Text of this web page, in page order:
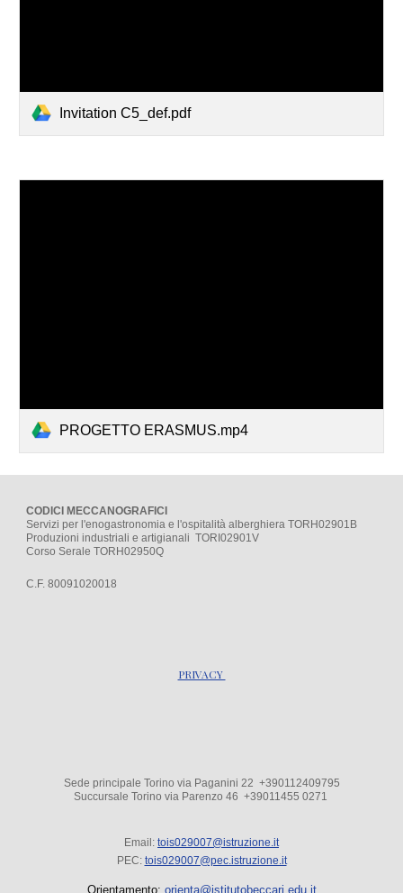
Invitation C5_def.pdf
PROGETTO ERASMUS.mp4
CODICI MECCANOGRAFICI
Servizi per l'enogastronomia e l'ospitalità alberghiera TORH02901B
Produzioni industriali e artigianali TORI02901V
Corso Serale TORH02950Q
C.F. 80091020018
PRIVACY
Sede principale Torino via Paganini 22 +390112409795
Succursale Torino via Parenzo 46 +39011455 0271
Email: tois029007@istruzione.it
PEC: tois029007@pec.istruzione.it
Orientamento: orienta@istitutobeccari.edu.it